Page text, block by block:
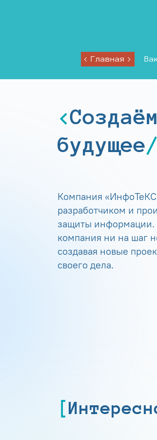
Главная
будущее
Компания
разработчиком и
защиты информации.
компания ни на шаг
создавая новые
своего дела.